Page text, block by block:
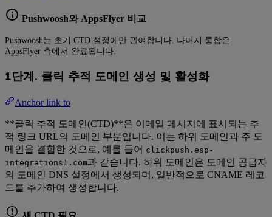
Pushwoosh와 AppsFlyer 비교
Pushwoosh는 초기 CTD 설정에만 관여합니다. 나머지 통합은
AppsFlyer 측에서 완료됩니다.
1단계. 클릭 추적 도메인 생성 및 활성화
Anchor link to
**클릭 추적 도메인(CTD)**은 이메일 메시지에 표시되는 추
적 링크 URL의 도메인 부분입니다. 이는 하위 도메인과 주 도
메인을 결합한 것으로, 예를 들어 clickpush.esp-
integrations1.com과 같습니다. 하위 도메인은 도메인 공급자
의 도메인 DNS 설정에서 생성되며, 일반적으로 CNAME 레코
드를 추가하여 생성합니다.